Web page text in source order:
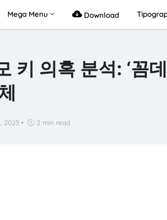
Mega Menu Download
키 의혹 분석: ‘꼼
2025 • 2 min read